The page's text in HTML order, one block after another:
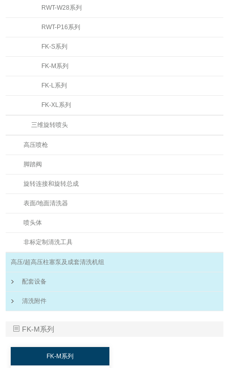
RWT-W28系列
RWT-P16系列
FK-S系列
FK-M系列
FK-L系列
FK-XL系列
三维旋转喷头
高压喷枪
脚踏阀
旋转连接和旋转总成
表面/地面清洗器
喷头体
非标定制清洗工具
高压/超高压柱塞泵及成套清洗机组
配套设备
清洗附件
FK-M系列
FK-M系列